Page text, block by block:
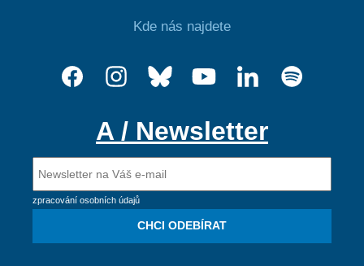
Kde nás najdete
A / Newsletter
zpracování osobních údajů
CHCI ODEBÍRAT